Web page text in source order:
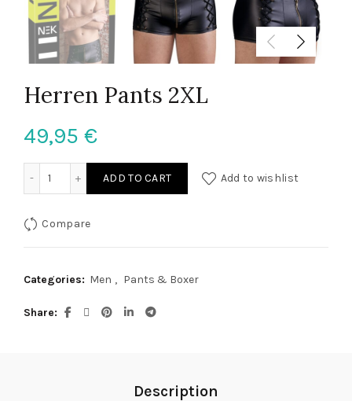
Herren Pants 2XL
49,95 €
ADD TO CART Add to wishlist
Compare
Categories: Men , Pants & Boxer
Share
Description